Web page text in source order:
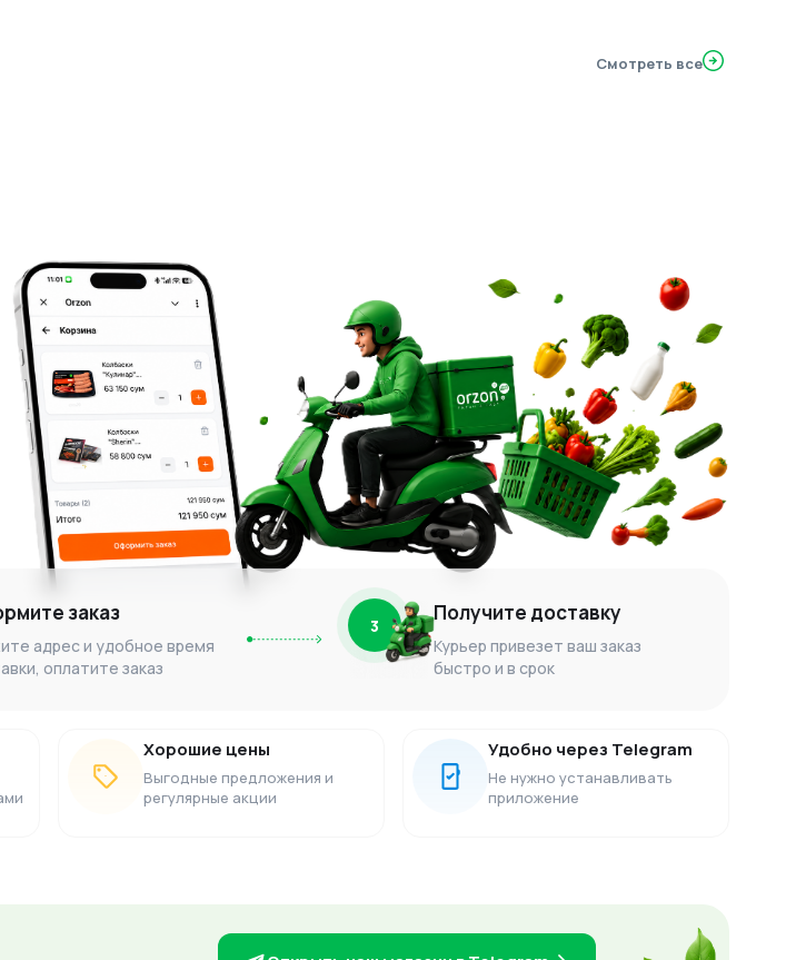
Смотреть все
заказ
адрес и удобное время
оплатите заказ
3 Получите доставку
Курьер привезет ваш заказ
быстро и в срок
Хорошие цены
Выгодные предложения и
регулярные акции
Удобно через Telegram
Не нужно устанавливать
приложение